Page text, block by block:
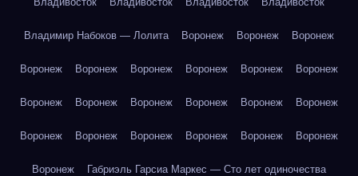
Владимир Набоков — Лолита Воронеж Воронеж Воронеж
Воронеж Воронеж Воронеж Воронеж Воронеж Воронеж
Воронеж Воронеж Воронеж Воронеж Воронеж Воронеж
Воронеж Воронеж Воронеж Воронеж Воронеж Воронеж
Воронеж Габриэль Гарсиа Маркес — Сто лет одиночества